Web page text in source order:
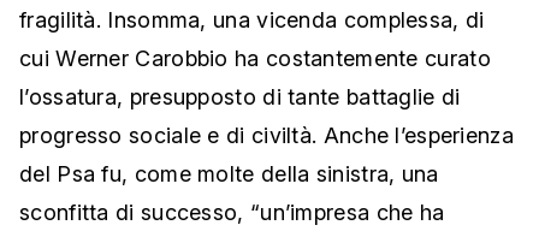
fragilità. Insomma, una vicenda complessa, di
cui Werner Carobbio ha costantemente curato
l’ossatura, presupposto di tante battaglie di
progresso sociale e di civiltà. Anche l’esperienza
del Psa fu, come molte della sinistra, una
sconfitta di successo, “un’impresa che ha